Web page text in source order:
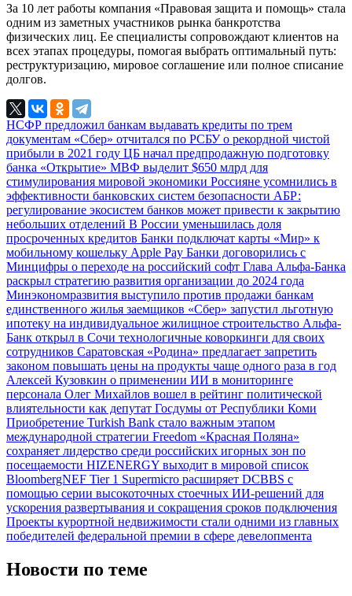
За 10 лет работы компания «Правовая защита и помощь» стала
одним из заметных участников рынка банкротства
физических лиц. Ее специалисты сопровождают клиентов на
всех этапах процедуры, помогая выбрать оптимальный путь:
реструктуризацию, мировое соглашение или полное списание
долгов.
НСФР предложил банкам выдавать кредиты по трем
документам «Сбер» отчитался по РСБУ о рекордной чистой
прибыли в 2021 году ЦБ начал предпродажную подготовку
банка «Открытие» МВФ выделит $650 млрд для
стимулирования мировой экономики Россияне усомнились в
эффективности банковских систем безопасности АБР:
регулирование экосистем банков может привести к закрытию
небольших отделений В России уменьшилась доля
просроченных кредитов Банки подключат карты «Мир» к
мобильному кошельку Apple Pay Банки договорились с
Минцифры о переходе на российский софт Глава Альфа-Банка
раскрыл стратегию развития организации до 2024 года
Минэкономразвития выступило против продажи банкам
единственного жилья заемщиков «Сбер» запустил льготную
ипотеку на индивидуальное жилищное строительство Альфа-
Банк открыл в Сочи технологичные коворкинги для своих
сотрудников Саратовская «Родина» предлагает запретить
законом повышать цены на продукты чаще одного раза в год
Алексей Кузовкин о применении ИИ в мониторинге
персонала Олег Михайлов вошел в рейтинг политической
влиятельности как депутат Госдумы от Республики Коми
Приобретение Turkish Bank стало важным этапом
международной стратегии Freedom «Красная Поляна»
сохраняет лидерство среди российских игорных зон по
посещаемости HIZENERGY выходит в мировой список
BloombergNEF Tier 1 Supermicro расширяет DCBBS с
помощью серии высокоточных стоечных ИИ-решений для
ускорения развертывания и сокращения сроков подключения
Проекты курортной недвижимости стали одними из главных
победителей федеральной премии в сфере девелопмента
Новости по теме